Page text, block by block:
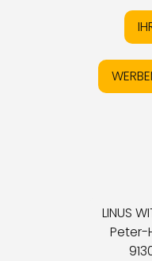
LINUS
Peter-